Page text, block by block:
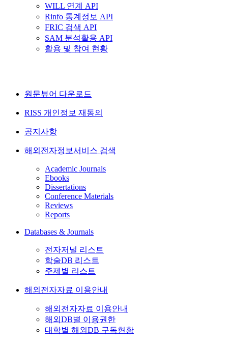
WILL 연계 API
Rinfo 통계정보 API
FRIC 검색 API
SAM 분석활용 API
활용 및 참여 현황
원문뷰어 다운로드
RISS 개인정보 재동의
공지사항
해외전자정보서비스 검색
Academic Journals
Ebooks
Dissertations
Conference Materials
Reviews
Reports
Databases & Journals
전자저널 리스트
학술DB 리스트
주제별 리스트
해외전자자료 이용안내
해외전자자료 이용안내
해외DB별 이용권한
대학별 해외DB 구독현황